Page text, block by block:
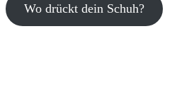
Wo drückt dein Schuh?